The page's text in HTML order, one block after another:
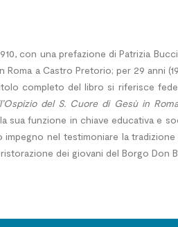
con una prefazione di Patrizia
a Castro Pretorio; per 29 anni
completo del libro si riferisce
del S. Cuore di Gesù in Roma
sua funzione in chiave educativa e
nel testimoniare la tradizione
dei giovani del Borgo Don